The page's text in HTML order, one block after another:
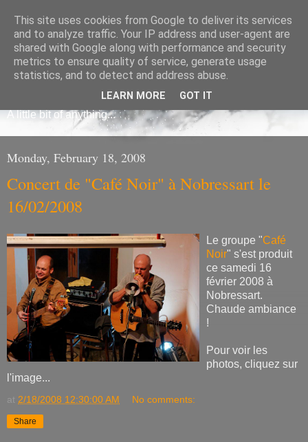
Frédéric Mauroy
A little bit of anything...
Monday, February 18, 2008
Concert de "Café Noir" à Nobressart le
16/02/2008
Le groupe "Café
Noir" s'est produit
ce samedi 16
février 2008 à
Nobressart.
Chaude ambiance
!
Pour voir les
photos, cliquez sur
l'image...
at 2/18/2008 12:30:00 AM No comments:
Share
This site uses cookies from Google to deliver its services
and to analyze traffic. Your IP address and user-agent are
shared with Google along with performance and security
metrics to ensure quality of service, generate usage
statistics, and to detect and address abuse.
LEARN MORE GOT IT